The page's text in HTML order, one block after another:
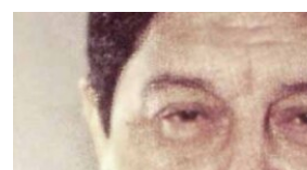
Озодлик бошқа тилларда